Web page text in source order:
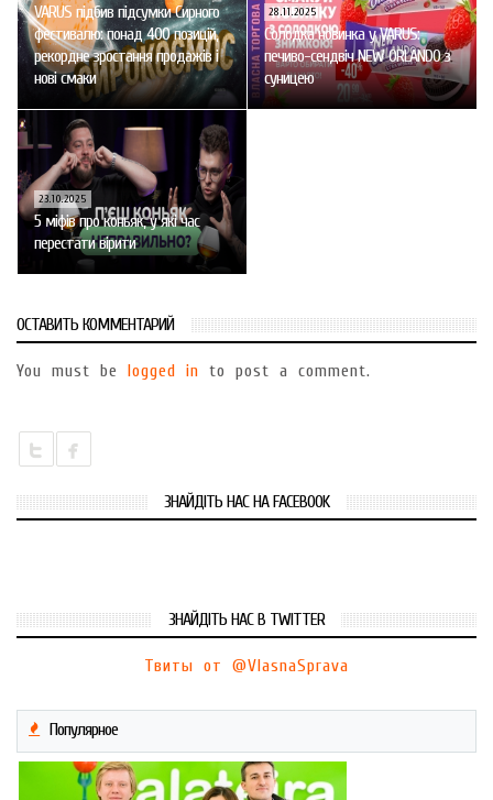
VARUS підбив підсумки Сирного
фестивалю: понад 400 позицій,
рекордне зростання продажів і
нові смаки
28.11.2025
Солодка новинка у VARUS:
печиво-сендвіч NEW ORLANDO з
суницею
23.10.2025
5 міфів про коньяк, у які час
перестати вірити
ОСТАВИТЬ КОММЕНТАРИЙ
You must be logged in to post a comment.
ЗНАЙДІТЬ НАС НА FACEBOOK
ЗНАЙДІТЬ НАС В TWITTER
Твиты от @VlasnaSprava
Популярное